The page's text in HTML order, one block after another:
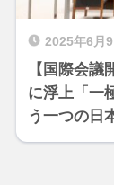
2025年6月9
【国際会
に浮上「一
う一つの日